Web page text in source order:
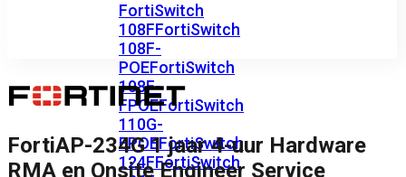
FortiSwitch
108FFortiSwitch
108F-
POEFortiSwitch
108F-
FPOEFortiSwitch
110G-
FPOEFortiSwitch
124FFortiSwitch
FortiAP-234G 1 jaar 4-uur Hardware
RMA en Onsite Engineer Service